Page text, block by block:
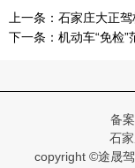
上一条： 石家庄大正
下一条： 机动车“免检”
备案
石
copyright ©途晟